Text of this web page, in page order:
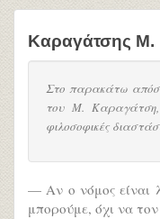
Καραγάτσης Μ.
Στο παρακάτω
του Μ. Καραγάτση,
φιλοσοφικές
— Αν ο νόμος είναι
μπορούμε, όχι να